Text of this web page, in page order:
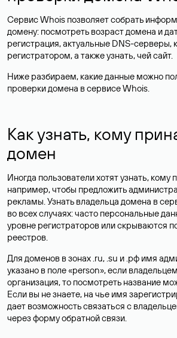
Сервис Whois позволяет собрать
домену: посмотреть возраст домена и
регистрация, актуальные DNS-серверы,
регистратором, а также узнать, чей сайт.
Ниже разбираем, какие данные можно
проверки домена в сервисе Whois.
Как узнать, кому
домен
Иногда пользователи хотят узнать, кому
например, чтобы предложить
рекламы. Узнать владельца домена в
во всех случаях: часто персональные
уровне регистраторов или скрываются
реестров.
Для доменов в зонах .ru, .su и .рф имя
указано в поле «person», если
организация, то посмотреть название
Если вы не знаете, на чье имя
дает возможность связаться с
через форму обратной связи.